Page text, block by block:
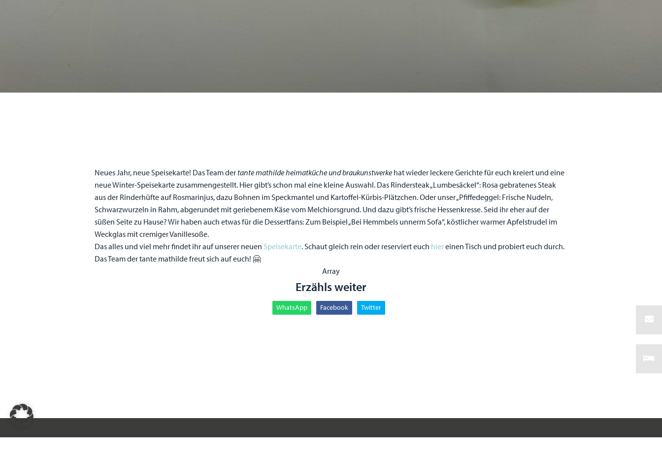
Neues Jahr, neue Speisekarte! Das Team der tante mathilde heimatküche und braukunstwerke hat wieder leckere Gerichte für euch kreiert und eine
neue Winter-Speisekarte zusammengestellt. Hier gibt’s schon mal eine kleine Auswahl. Das Rindersteak „Lumbesäckel“: Rosa gebratenes Steak
aus der Rinderhüfte auf Rosmarinjus, dazu Bohnen im Speckmantel und Kartoffel-Kürbis-Plätzchen. Oder unser „Pfiffedeggel: Frische Nudeln,
Schwarzwurzeln in Rahm, abgerundet mit geriebenem Käse vom Melchiorsgrund. Und dazu gibt’s frische Hessenkresse. Seid ihr eher auf der
süßen Seite zu Hause? Wir haben auch etwas für die Dessertfans: Zum Beispiel „Bei Hemmbels unnerm Sofa“, köstlicher warmer Apfelstrudel im
Weckglas mit cremiger Vanillesoße.
Das alles und viel mehr findet ihr auf unserer neuen Speisekarte. Schaut gleich rein oder reserviert euch hiereinen Tisch und probiert euch durch.
Das Team der tante mathilde freut sich auf euch! 🤗
Array
Erzähls weiter
WhatsApp Facebook Twitter